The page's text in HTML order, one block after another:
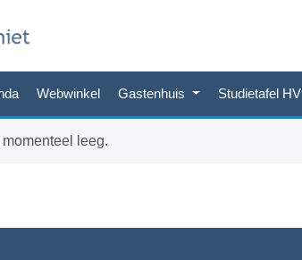
Webwinkel Gastenhuis Studietafel HV
leeg.